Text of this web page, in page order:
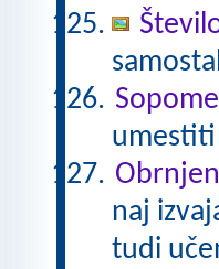
naj
tudi